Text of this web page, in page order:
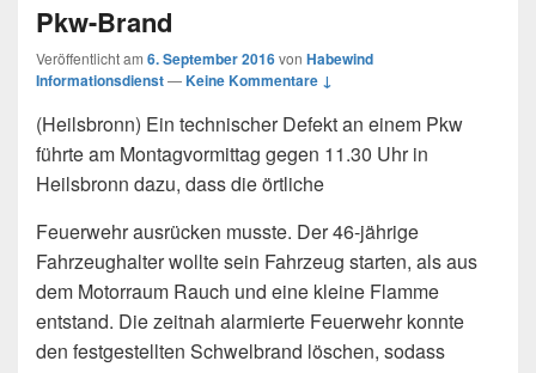
Pkw-Brand
Veröffentlicht am 6. September 2016von Habewind
Informationsdienst—Keine Kommentare ↓
(Heilsbronn) Ein technischer Defekt an einem Pkw
führte am Montagvormittag gegen 11.30 Uhr in
Heilsbronn dazu, dass die örtliche
Feuerwehr ausrücken musste. Der 46-jährige
Fahrzeughalter wollte sein Fahrzeug starten, als aus
dem Motorraum Rauch und eine kleine Flamme
entstand. Die zeitnah alarmierte Feuerwehr konnte
den festgestellten Schwelbrand löschen, sodass